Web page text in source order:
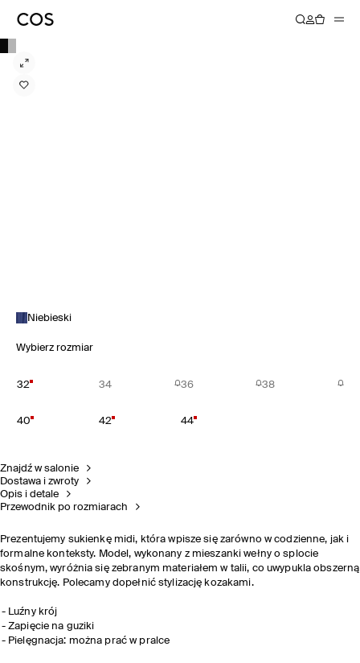
Niebieski
Wybierz rozmiar
32 34 36 38
40 42 44
Znajdź w salonie
Dostawa i zwroty
Opis i detale
Przewodnik po rozmiarach
Prezentujemy sukienkę midi, która wpisze się zarówno w codzienne, jak i
formalne konteksty. Model, wykonany z mieszanki wełny o splocie
skośnym, wyróżnia się zebranym materiałem w talii, co uwypukla obszerną
konstrukcję. Polecamy dopełnić stylizację kozakami.
Luźny krój
Zapięcie na guziki
Pielęgnacja: można prać w pralce